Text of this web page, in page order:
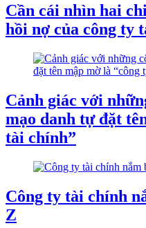
Cần cái nhìn hai
hồi nợ của công ty
Cảnh giác với
mạo danh tự đặt
tài chính”
Công ty tài chính
Z